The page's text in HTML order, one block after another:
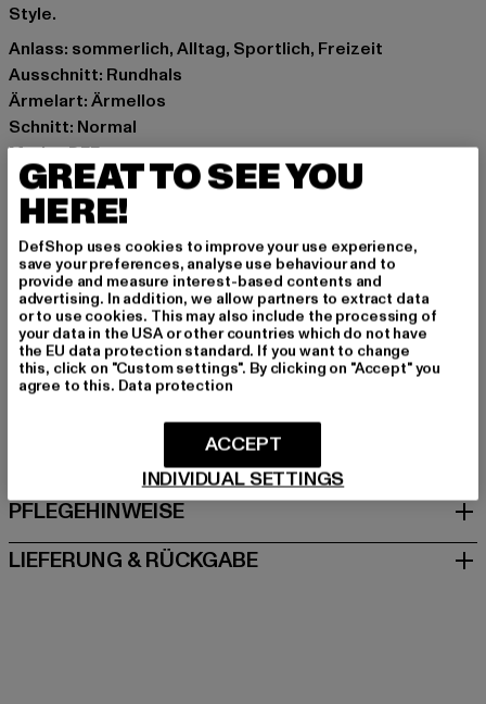
Style.
Anlass: sommerlich, Alltag, Sportlich, Freizeit
Ausschnitt: Rundhals
Ärmelart: Ärmellos
Schnitt: Normal
Marke: DEF
Kat.: Bekleidung
Farbe: beige
Hersteller Farbe: oatmeal/white
Materialzusammensetzung: 100% Polyester
Art.Nr: DFTT025-09835
Hersteller: TB International GmbH |info@tbint.de
Dr.-Robert-Murjahn-Straße 7 | 64372 Ober-Ramstadt |
DE
GRÖSSE & PASSFORM
PFLEGEHINWEISE
LIEFERUNG & RÜCKGABE
GREAT TO SEE YOU
HERE!
DefShop uses cookies to improve your use experience,
save your preferences, analyse use behaviour and to
provide and measure interest-based contents and
advertising. In addition, we allow partners to extract data
or to use cookies. This may also include the processing of
your data in the USA or other countries which do not have
the EU data protection standard. If you want to change
this, click on "Custom settings". By clicking on "Accept" you
agree to this. Data protection
INDIVIDUAL SETTINGS
ACCEPT